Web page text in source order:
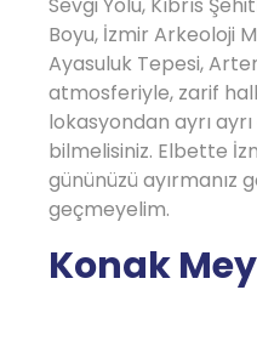
Boyu, İzmir Arkeoloji
Ayasuluk Tepesi,
atmosferiyle, zarif
lokasyondan ayrı
bilmelisiniz. Elbette
gününüzü ayırmanız
geçmeyelim.
Konak